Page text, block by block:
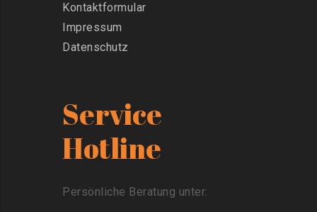
Kontaktformular
Impressum
Datenschutz
Service
Hotline
Persönliche Beratung unter: